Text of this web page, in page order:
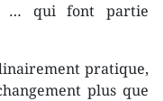
… qui font partie
pratique,
plus que